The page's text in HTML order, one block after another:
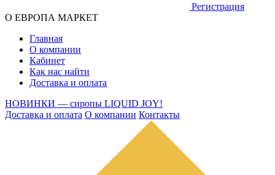
Регистрация
О ЕВРОПА МАРКЕТ
Главная
О компании
Кабинет
Как нас найти
Доставка и оплата
НОВИНКИ — сиропы LIQUID JOY!
Доставка и оплата О компании Контакты